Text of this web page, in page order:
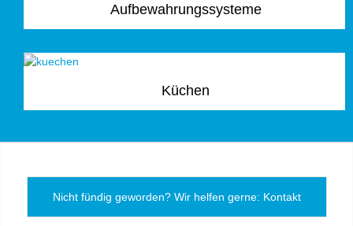
Aufbewahrungssysteme
Küchen
Nicht fündig geworden? Wir helfen gerne: Kontakt